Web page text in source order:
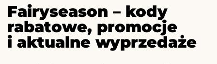
Fairyseason – kody
rabatowe, promocje
i aktualne wyprzedaże